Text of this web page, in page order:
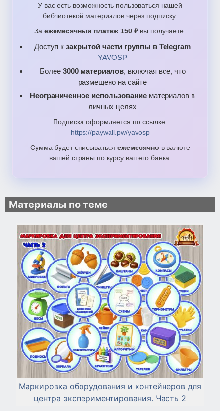
У вас есть возможность пользоваться нашей
библиотекой материалов через подписку.
За ежемесячный платеж 150 ₽ вы получаете:
Доступ к закрытой части группы в Telegram
YAVOSP
Более 3000 материалов, включая все, что
размещено на сайте
Неограниченное использование материалов в
личных целях
Подписка оформляется по ссылке:
https://paywall.pw/yavosp
Сумма будет списываться ежемесячно в валюте
вашей страны по курсу вашего банка.
Материалы по теме
Маркировка оборудования и контейнеров для
центра экспериментирования. Часть 2